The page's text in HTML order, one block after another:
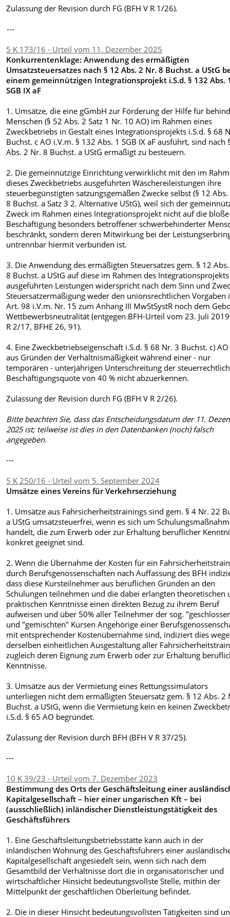
Zulassung der Revision durch FG (BFH V R 1/26).
---
5 K 173/16 - Urteil vom 11. Dezember 2025
Konkurrentenklage: Anwendung des ermäßigten
Umsatzsteuersatzes nach § 12 Abs. 2 Nr. 8 Buchst. a UStG
einem gemeinnützigen Integrationsprojekt i.S.d. § 132 Abs.
SGB IX aF
1. Umsätze, die eine gGmbH zur Förderung der Hilfe für
Menschen (§ 52 Abs. 2 Satz 1 Nr. 10 AO) im Rahmen eines
Zweckbetriebs in Gestalt eines Integrationsprojekts i.S.d. § 68
Buchst. c AO i.V.m. § 132 Abs. 1 SGB IX aF ausführt, sind nach
Abs. 2 Nr. 8 Buchst. a UStG ermäßigt zu besteuern.
2. Die gemeinnützige Einrichtung verwirklicht mit den im
dieses Zweckbetriebs ausgeführten Wäschereileistungen ihre
steuerbegünstigten satzungsgemäßen Zwecke selbst (§ 12
8 Buchst. a Satz 3 2. Alternative UStG), weil sich der
Zweck im Rahmen eines Integrationsprojekt nicht auf die bloße
Beschäftigung besonders betroffener schwerbehinderter
beschränkt, sondern deren Mitwirkung bei der
untrennbar hiermit verbunden ist.
3. Die Anwendung des ermäßigten Steuersatzes gem. § 12
8 Buchst. a UStG auf diese im Rahmen des Integrationsprojekts
ausgeführten Leistungen widerspricht nach dem Sinn und
Steuersatzermäßigung weder den unionsrechtlichen Vorgaben
Art. 98 i.V.m. Nr. 15 zum Anhang III MwStSystR noch dem
Wettbewerbsneutralität (entgegen BFH-Urteil vom 23. Juli
R 2/17, BFHE 26, 91).
4. Eine Zweckbetriebseigenschaft i.S.d. § 68 Nr. 3 Buchst. c)
aus Gründen der Verhältnismäßigkeit während einer - nur
temporären - unterjährigen Unterschreitung der
Beschäftigungsquote von 40 % nicht abzuerkennen.
Zulassung der Revision durch FG (BFH V R 2/26).
Bitte beachten Sie, dass das Entscheidungsdatum der 11.
2025 ist; teilweise ist dies in den Datenbanken (noch) falsch
angegeben.
---
5 K 250/16 - Urteil vom 5. September 2024
Umsätze eines Vereins für Verkehrserziehung
1. Umsätze aus Fahrsicherheitstrainings sind gem. § 4 Nr. 22
a UStG umsatzsteuerfrei, wenn es sich um
handelt, die zum Erwerb oder zur Erhaltung beruflicher
konkret geeignet sind.
2. Wenn die Übernahme der Kosten für ein
durch Berufsgenossenschaften nach Auffassung des BFH
dass diese Kursteilnehmer aus beruflichen Gründen an den
Schulungen teilnehmen und die dabei erlangten theoretischen
praktischen Kenntnisse einen direkten Bezug zu ihrem Beruf
aufweisen und über 50% aller Teilnehmer der sog.
und "gemischten" Kursen Angehörige einer
mit entsprechender Kostenübernahme sind, indiziert dies
derselben einheitlichen Ausgestaltung aller
zugleich deren Eignung zum Erwerb oder zur Erhaltung
Kenntnisse.
3. Umsätze aus der Vermietung eines Rettungssimulators
unterliegen nicht dem ermäßigten Steuersatz gem. § 12 Abs. 2
Buchst. a UStG, wenn die Vermietung kein en keinen
i.S.d. § 65 AO begründet.
Zulassung der Revision durch BFH (BFH V R 37/25).
---
10 K 39/23 - Urteil vom 7. Dezember 2023
Bestimmung des Orts der Geschäftsleitung einer
Kapitalgesellschaft – hier einer ungarischen Kft – bei
(ausschließlich) inländischer Dienstleistungstätigkeit des
Geschäftsführers
1. Eine Geschäftsleitungsbetriebsstätte kann auch in der
inländischen Wohnung des Geschäftsführers einer
Kapitalgesellschaft angesiedelt sein, wenn sich nach dem
Gesamtbild der Verhältnisse dort die in organisatorischer und
wirtschaftlicher Hinsicht bedeutungsvollste Stelle, mithin der
Mittelpunkt der geschäftlichen Oberleitung befindet.
2. Die in dieser Hinsicht bedeutungsvollsten Tätigkeiten sind